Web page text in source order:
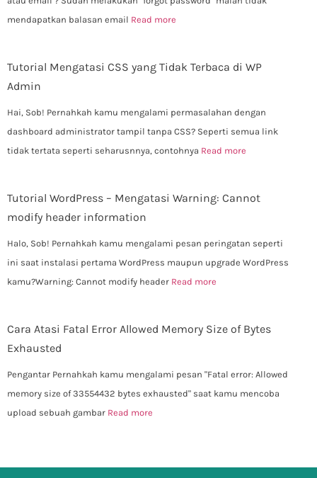
mendapatkan balasan email Read more
Tutorial Mengatasi CSS yang Tidak Terbaca di WP
Admin
Hai, Sob! Pernahkah kamu mengalami permasalahan dengan
dashboard administrator tampil tanpa CSS? Seperti semua link
tidak tertata seperti seharusnnya, contohnya Read more
Tutorial WordPress – Mengatasi Warning: Cannot
modify header information
Halo, Sob! Pernahkah kamu mengalami pesan peringatan seperti
ini saat instalasi pertama WordPress maupun upgrade WordPress
kamu?Warning: Cannot modify header Read more
Cara Atasi Fatal Error Allowed Memory Size of Bytes
Exhausted
Pengantar Pernahkah kamu mengalami pesan "Fatal error: Allowed
memory size of 33554432 bytes exhausted" saat kamu mencoba
upload sebuah gambar Read more